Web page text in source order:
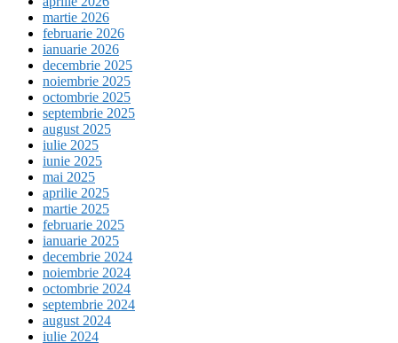
martie 2026
februarie 2026
ianuarie 2026
decembrie 2025
noiembrie 2025
octombrie 2025
septembrie 2025
august 2025
iulie 2025
iunie 2025
mai 2025
aprilie 2025
martie 2025
februarie 2025
ianuarie 2025
decembrie 2024
noiembrie 2024
octombrie 2024
septembrie 2024
august 2024
iulie 2024